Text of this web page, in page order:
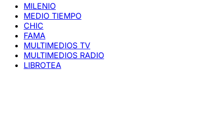
MILENIO
MEDIO TIEMPO
CHIC
FAMA
MULTIMEDIOS TV
MULTIMEDIOS RADIO
LIBROTEA